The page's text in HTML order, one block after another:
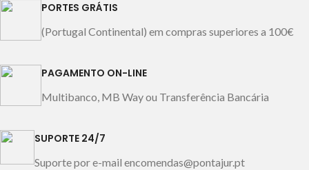
PORTES GRÁTIS
(Portugal Continental) em compras superiores a 100€
PAGAMENTO ON-LINE
Multibanco, MB Way ou Transferência Bancária
SUPORTE 24/7
Suporte por e-mail encomendas@pontajur.pt